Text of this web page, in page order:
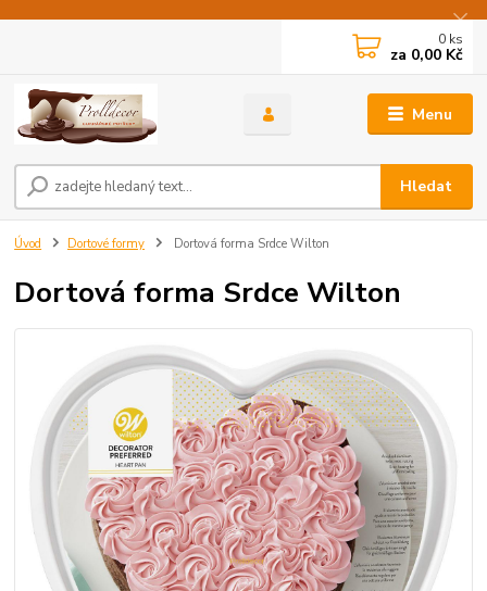
Menu
Hledat
0 ks
za 0,00 Kč
Úvod Dortové formy Dortová forma Srdce Wilton
Dortová forma Srdce Wilton